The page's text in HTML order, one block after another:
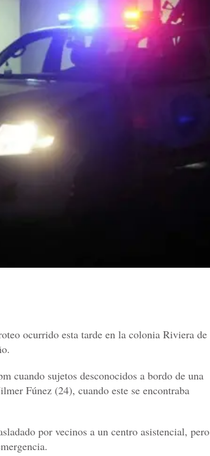
ocurrido esta tarde en la colonia Riviera de
cuando sujetos desconocidos a bordo de una
Fúnez (24), cuando este se encontraba
por vecinos a un centro asistencial, pero